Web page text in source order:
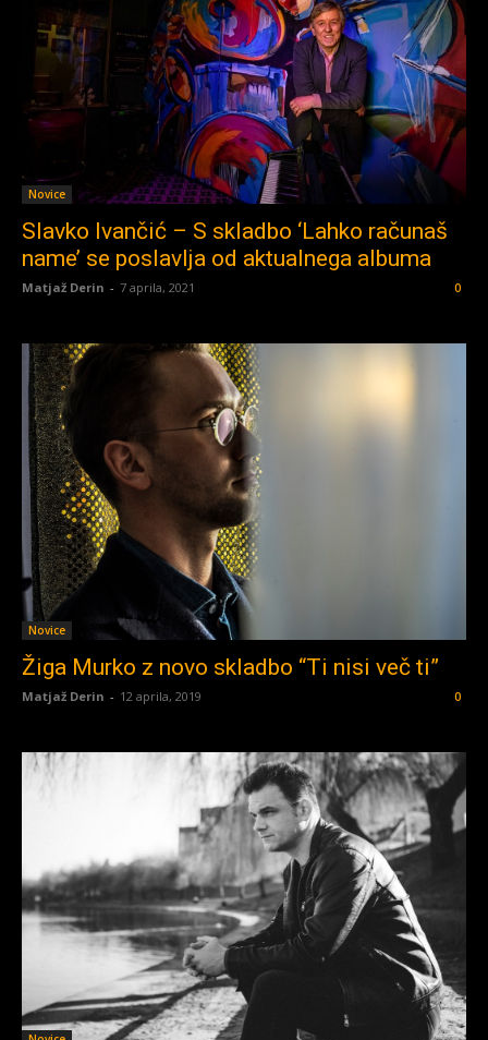
Novice
Slavko Ivančić – S skladbo ‘Lahko računaš
name’ se poslavlja od aktualnega albuma
Matjaž Derin - 7 aprila, 2021 0
Novice
Žiga Murko z novo skladbo “Ti nisi več ti”
Matjaž Derin - 12 aprila, 2019 0